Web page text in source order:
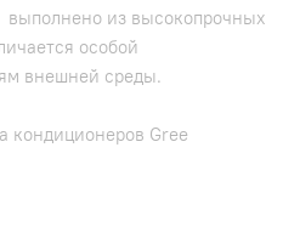
из высокопрочных
особой
внешней среды.
кондиционеров Gree